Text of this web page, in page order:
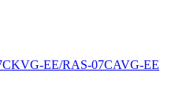
EE/RAS-07CAVG-EE